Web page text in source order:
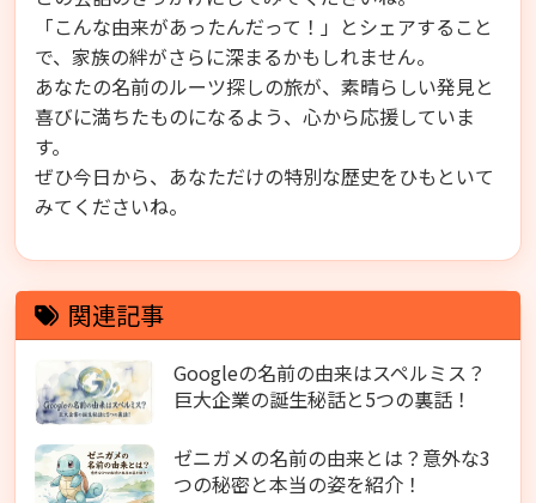
「こんな由来があったんだって！」とシェアすること
で、家族の絆がさらに深まるかもしれません。
あなたの名前のルーツ探しの旅が、素晴らしい発見と
喜びに満ちたものになるよう、心から応援していま
す。
ぜひ今日から、あなただけの特別な歴史をひもといて
みてくださいね。
関連記事
Googleの名前の由来はスペルミス？
巨大企業の誕生秘話と5つの裏話！
ゼニガメの名前の由来とは？意外な3
つの秘密と本当の姿を紹介！